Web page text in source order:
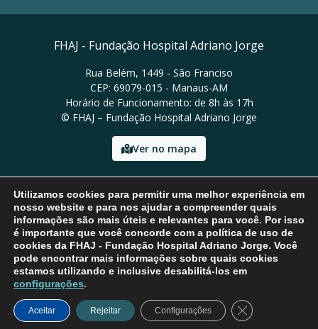
FHAJ - Fundação Hospital Adriano Jorge
Rua Belém, 1449 - São Franciso
CEP: 69079-015 - Manaus-AM
Horário de Funcionamento: de 8h às 17h
© FHAJ – Fundação Hospital Adriano Jorge
Ver no mapa
Email: asscom@fhaj.am.gov.br
Utilizamos cookies para permitir uma melhor experiência em
nosso website e para nos ajudar a compreender quais
informações são mais úteis e relevantes para você. Por isso
é importante que você concorde com a política de uso de
cookies da FHAJ - Fundação Hospital Adriano Jorge. Você
pode encontrar mais informações sobre quais cookies
estamos utilizando e inclusive desabilitá-los em
configurações.
Aceitar Rejeitar Configurações Close GDPR